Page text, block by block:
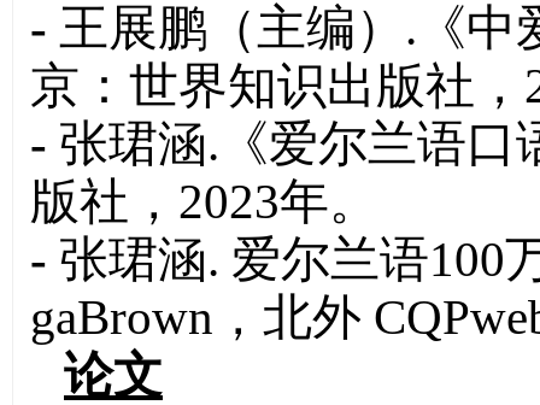
- 王展鹏（主编）.《中
京：世界知识出版社，
- 张珺涵.《爱尔兰语口
版社，2023年。
- 张珺涵. 爱尔兰语100
gaBrown，北外
论文